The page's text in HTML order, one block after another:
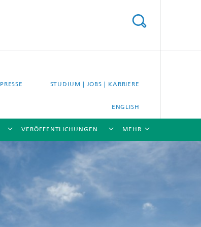
PRESSE STUDIUM | JOBS | KARRIERE
ENGLISH
VERÖFFENTLICHUNGEN MEHR